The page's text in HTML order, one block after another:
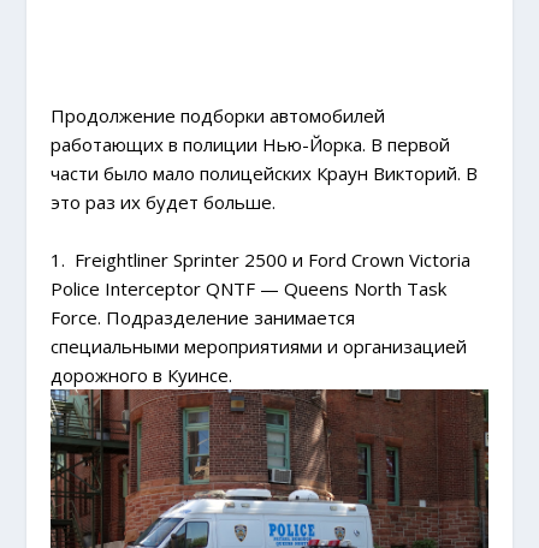
Продолжение подборки автомобилей
работающих в полиции Нью-Йорка. В первой
части было мало полицейских Краун Викторий. В
это раз их будет больше.
1. Freightliner Sprinter 2500 и Ford Crown Victoria
Police Interceptor QNTF — Queens North Task
Force. Подразделение занимается
специальными мероприятиями и организацией
дорожного в Куинсе.